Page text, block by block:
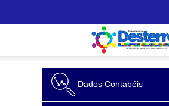
Dados Contabéis